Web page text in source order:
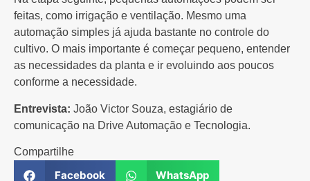
feitas, como irrigação e ventilação. Mesmo uma
automação simples já ajuda bastante no controle do
cultivo. O mais importante é começar pequeno, entender
as necessidades da planta e ir evoluindo aos poucos
conforme a necessidade.
Entrevista: João Victor Souza, estagiário de
comunicação na Drive Automação e Tecnologia.
Compartilhe
Facebook WhatsApp